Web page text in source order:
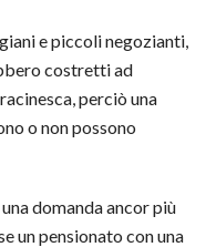
e piccoli negozianti,
costretti ad
perciò una
o non possono
domanda ancor più
un pensionato con una